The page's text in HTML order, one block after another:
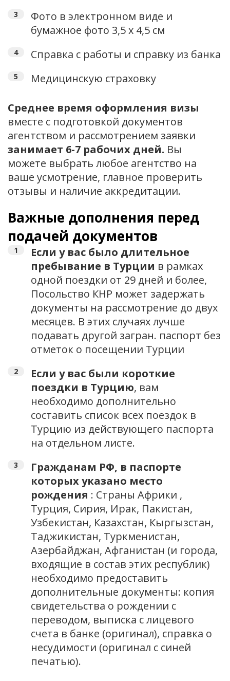
Фото в электронном виде и
бумажное фото 3,5 х 4,5 см
Справка с работы и справку из банка
Медицинскую страховку
Среднее время оформления визы
вместе с подготовкой документов
агентством и рассмотрением заявки
занимает 6-7 рабочих дней. Вы
можете выбрать любое агентство на
ваше усмотрение, главное проверить
отзывы и наличие аккредитации.
Важные дополнения перед
подачей документов
Если у вас было длительное
пребывание в Турции в рамках
одной поездки от 29 дней и более,
Посольство КНР может задержать
документы на рассмотрение до двух
месяцев. В этих случаях лучше
подавать другой загран. паспорт без
отметок о посещении Турции
Если у вас были короткие
поездки в Турцию, вам
необходимо дополнительно
составить список всех поездок в
Турцию из действующего паспорта
на отдельном листе.
Гражданам РФ, в паспорте
которых указано место
рождения : Страны Африки ,
Турция, Сирия, Ирак, Пакистан,
Узбекистан, Казахстан, Кыргызстан,
Таджикистан, Туркменистан,
Азербайджан, Афганистан (и города,
входящие в состав этих республик)
необходимо предоставить
дополнительные документы: копия
свидетельства о рождении с
переводом, выписка с лицевого
счета в банке (оригинал), справка о
несудимости (оригинал с синей
печатью).